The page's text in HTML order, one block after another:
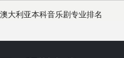
澳大利亚本科音乐剧专业排名